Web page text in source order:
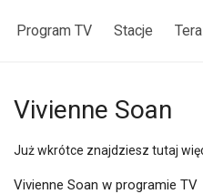
Program TV Stacje
Vivienne Soan
Już wkrótce znajdziesz tutaj
Vivienne Soan w programie TV